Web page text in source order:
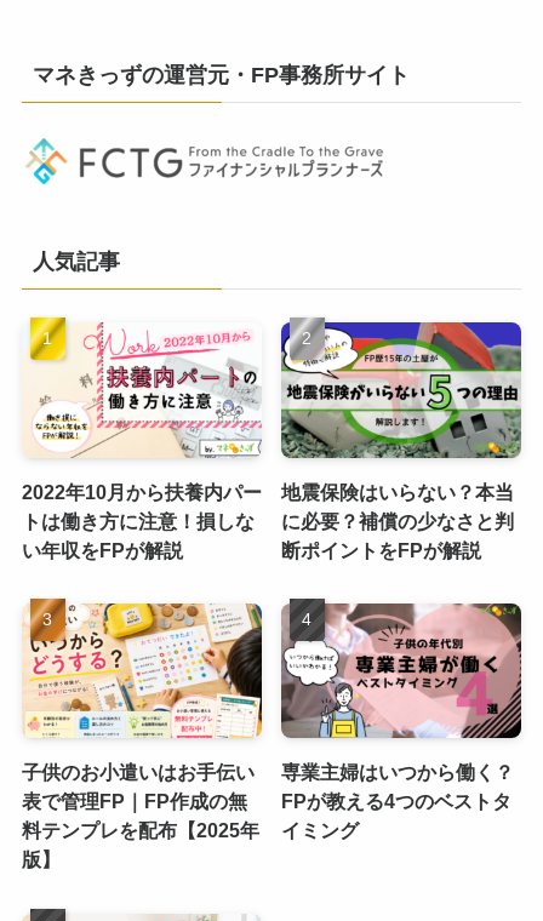
マネきっずの運営元・FP事務所サイト
人気記事
2022年10月から扶養内パー
トは働き方に注意！損しな
い年収をFPが解説
地震保険はいらない？本当
に必要？補償の少なさと判
断ポイントをFPが解説
子供のお小遣いはお手伝い
表で管理FP｜FP作成の無
料テンプレを配布【2025年
版】
専業主婦はいつから働く？
FPが教える4つのベストタ
イミング